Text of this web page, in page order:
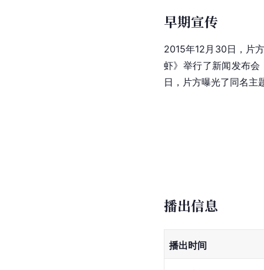
早期宣传
2015年12月30日，片
虾》举行了新闻发布
日，片方曝光了同名主
播出信息
播出时间